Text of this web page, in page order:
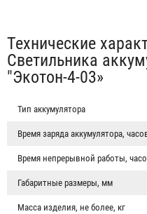
Табы
Технические
Светильника
"Экотон-4-03»
Тип аккумулятора
Время заряда аккумулятора,
Время непрерывной работы,
Габаритные размеры, мм
Масса изделия, не более, кг